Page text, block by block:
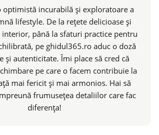
optimistă incurabilă și exploratoare a
lifestyle. De la rețete delicioase și
interior, până la sfaturi practice pentru
pe ghidul365.ro aduc o doză
și autenticitate. Îmi place să cred că
pe care o facem contribuie la
mai fericit și mai armonios. Hai să
frumusețea detaliilor care fac
diferența!